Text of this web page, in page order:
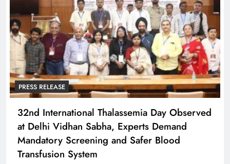
PRESS RELEASE
32nd International Thalassemia Day Observed
at Delhi Vidhan Sabha, Experts Demand
Mandatory Screening and Safer Blood
Transfusion System